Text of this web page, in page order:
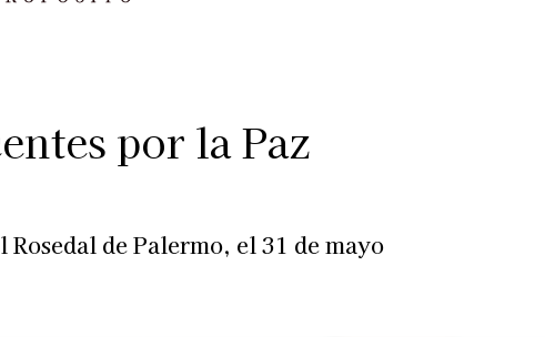
por la Paz
de Palermo, el 31 de mayo